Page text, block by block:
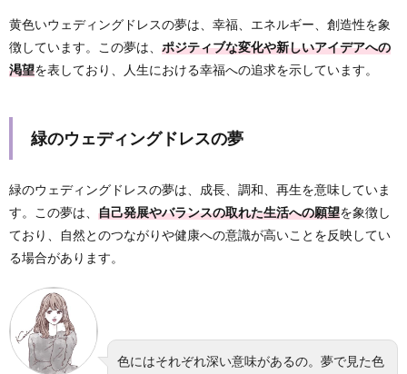
黄色いウェディングドレスの夢は、幸福、エネルギー、創造性を象
徴しています。この夢は、 ポジティブな変化や新しいアイデアへの
渇望を表しており、人生における幸福への追求を示しています。
緑のウェディングドレスの夢
緑のウェディングドレスの夢は、成長、調和、再生を意味していま
す。この夢は、 自己発展やバランスの取れた生活への願望を象徴し
ており、自然とのつながりや健康への意識が高いことを反映してい
る場合があります。
色にはそれぞれ深い意味があるの。夢で見た色